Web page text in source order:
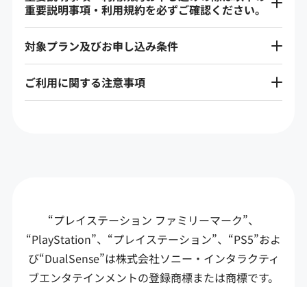
重要説明事項・利用規約を必ずご確認ください。
対象プラン及びお申し込み条件
ご利用に関する注意事項
“プレイステーション ファミリーマーク”、
“PlayStation”、“プレイステーション”、“PS5”およ
び“DualSense”は株式会社ソニー・インタラクティ
ブエンタテインメントの登録商標または商標です。